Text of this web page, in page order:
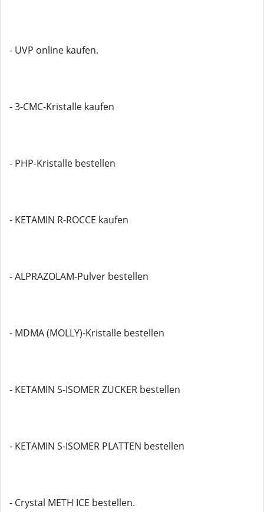
- UVP online kaufen.
- 3-CMC-Kristalle kaufen
- PHP-Kristalle bestellen
- KETAMIN R-ROCCE kaufen
- ALPRAZOLAM-Pulver bestellen
- MDMA (MOLLY)-Kristalle bestellen
- KETAMIN S-ISOMER ZUCKER bestellen
- KETAMIN S-ISOMER PLATTEN bestellen
- Crystal METH ICE bestellen.